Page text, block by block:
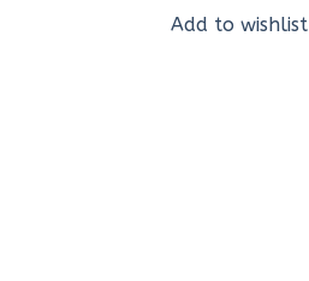
Add to wishlist